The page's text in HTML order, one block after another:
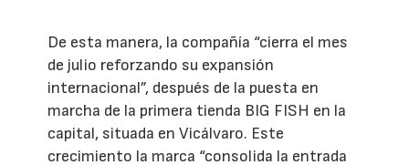
De esta manera, la compañía “cierra el mes
de julio reforzando su expansión
internacional”, después de la puesta en
marcha de la primera tienda BIG FISH en la
capital, situada en Vicálvaro. Este
crecimiento la marca “consolida la entrada